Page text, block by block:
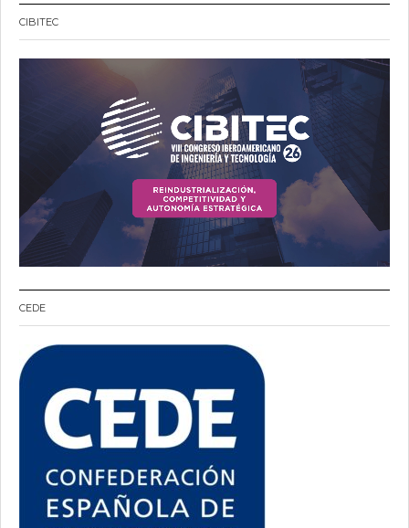
CIBITEC
CEDE